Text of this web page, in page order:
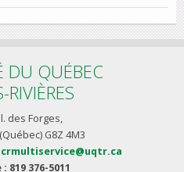
DU QUÉBEC
RIVIÈRES
des Forges,
G8Z 4M3
crmultiservice@uqtr.ca
819 376-5011